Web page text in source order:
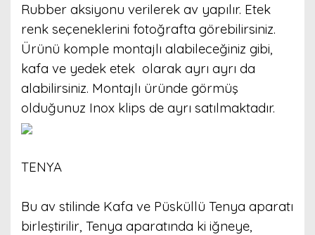
Rubber aksiyonu verilerek av yapılır. Etek
renk seçeneklerini fotoğrafta görebilirsiniz.
Ürünü komple montajlı alabileceğiniz gibi,
kafa ve yedek etek olarak ayrı ayrı da
alabilirsiniz. Montajlı üründe görmüş
olduğunuz Inox klips de ayrı satılmaktadır.
TENYA
Bu av stilinde Kafa ve Püsküllü Tenya aparatı
birleştirilir, Tenya aparatında ki iğneye,